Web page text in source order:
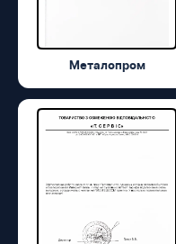
Металопром